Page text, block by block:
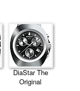
DiaStar The
Original